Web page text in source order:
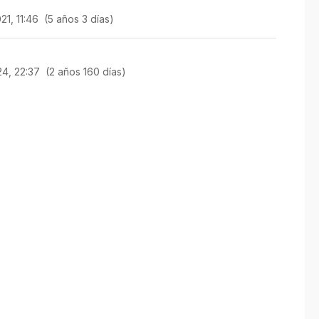
11:46 (5 años 3 días)
22:37 (2 años 160 días)